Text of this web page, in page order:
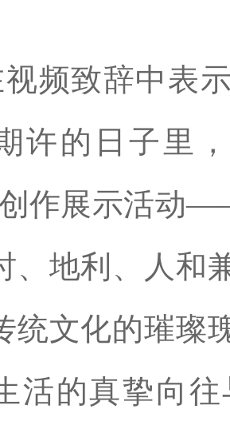
视频致辞中表
许的日子里
作展示活动
、地利、人和
统文化的璀璨
活的真挚向